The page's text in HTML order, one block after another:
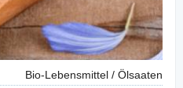
Bio-Lebensmittel / Ölsaaten